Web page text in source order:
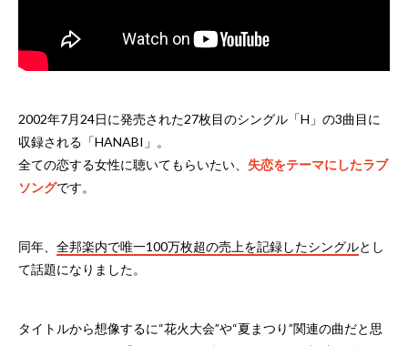
2002年7月24日に発売された27枚目のシングル「H」の3曲目に
収録される「HANABI」。
全ての恋する女性に聴いてもらいたい、 失恋をテーマにしたラブ
ソングです。
同年、 全邦楽内で唯一100万枚超の売上を記録したシングルとし
て話題になりました。
タイトルから想像するに“花火大会”や“夏まつり”関連の曲だと思